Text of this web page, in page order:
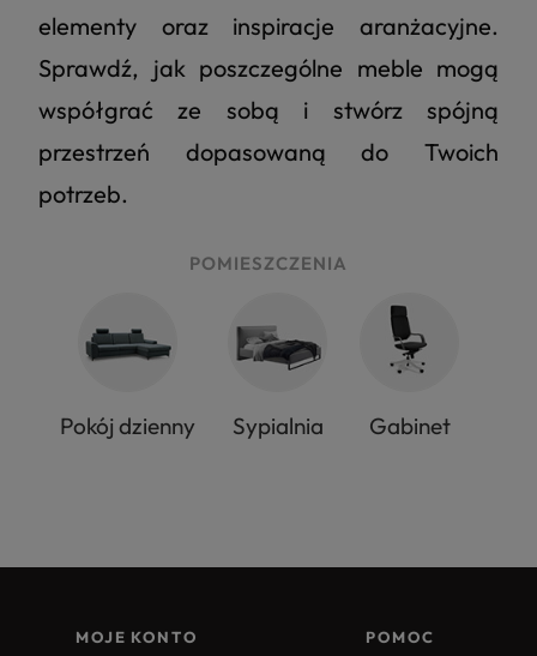
elementy oraz inspiracje aranżacyjne.
Sprawdź, jak poszczególne meble mogą
współgrać ze sobą i stwórz spójną
przestrzeń dopasowaną do Twoich
potrzeb.
POMIESZCZENIA
Pokój dzienny Sypialnia Gabinet
MOJE KONTO POMOC